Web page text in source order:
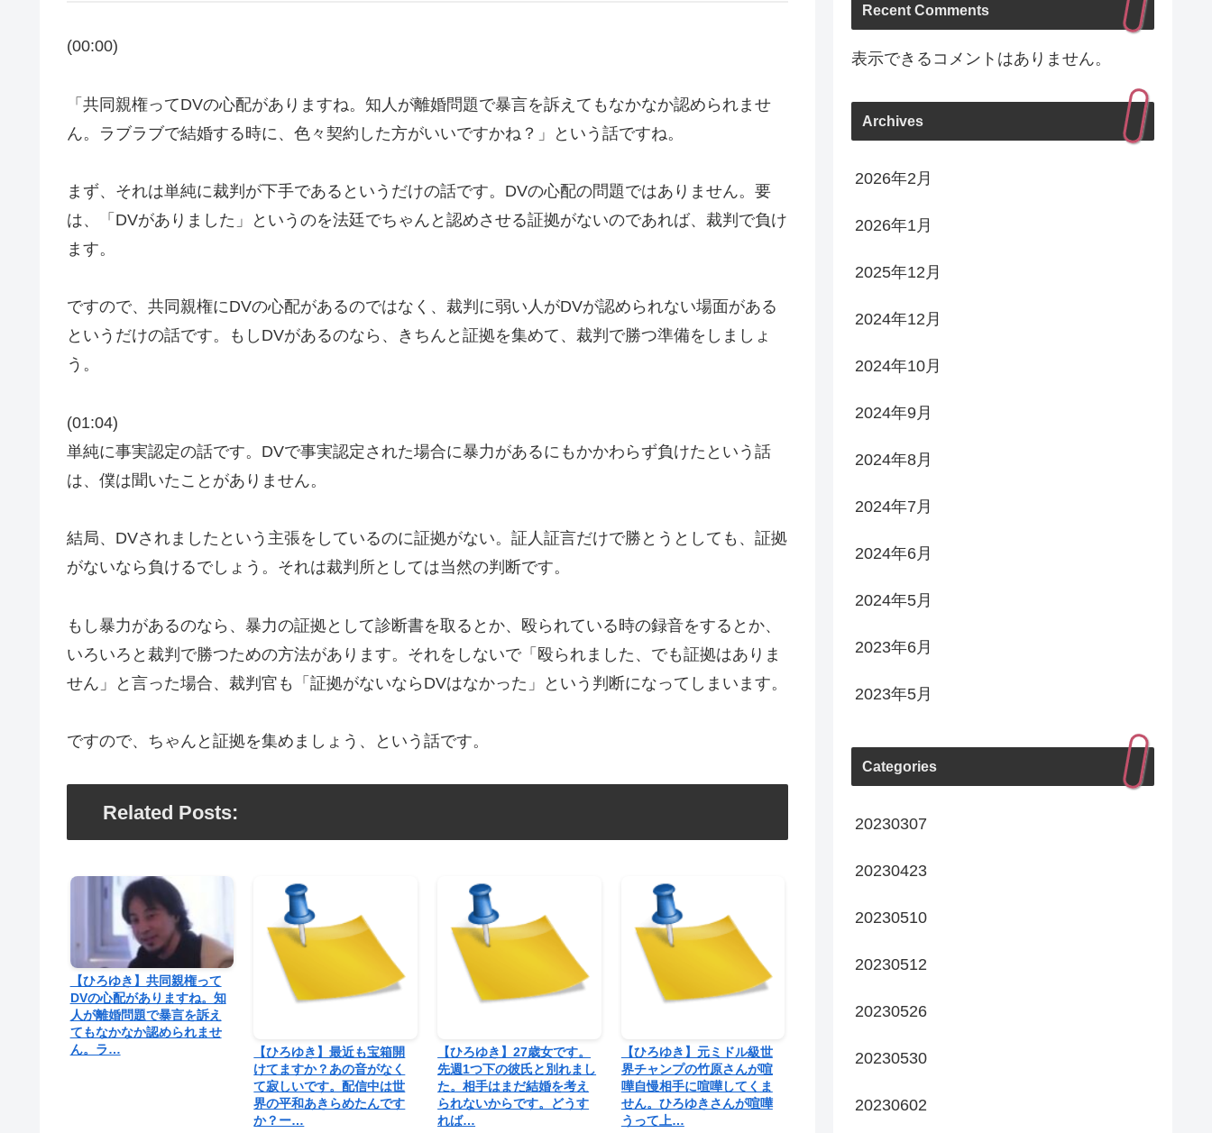
(00:00)
「共同親権ってDVの心配がありますね。知人が離婚問題で暴言を訴えてもなかなか認められませ
ん。ラブラブで結婚する時に、色々契約した方がいいですかね？」という話ですね。
まず、それは単純に裁判が下手であるというだけの話です。DVの心配の問題ではありません。要
は、「DVがありました」というのを法廷でちゃんと認めさせる証拠がないのであれば、裁判で負け
ます。
ですので、共同親権にDVの心配があるのではなく、裁判に弱い人がDVが認められない場面がある
というだけの話です。もしDVがあるのなら、きちんと証拠を集めて、裁判で勝つ準備をしましょ
う。
(01:04)
単純に事実認定の話です。DVで事実認定された場合に暴力があるにもかかわらず負けたという話
は、僕は聞いたことがありません。
結局、DVされましたという主張をしているのに証拠がない。証人証言だけで勝とうとしても、証拠
がないなら負けるでしょう。それは裁判所としては当然の判断です。
もし暴力があるのなら、暴力の証拠として診断書を取るとか、殴られている時の録音をするとか、
いろいろと裁判で勝つための方法があります。それをしないで「殴られました、でも証拠はありま
せん」と言った場合、裁判官も「証拠がないならDVはなかった」という判断になってしまいます。
ですので、ちゃんと証拠を集めましょう、という話です。
Related Posts:
【ひろゆき】共同親権って
DVの心配がありますね。知
人が離婚問題で暴言を訴え
てもなかなか認められませ
ん。ラ…
【ひろゆき】最近も宝箱開
けてますか？あの音がなく
て寂しいです。配信中は世
界の平和あきらめたんです
か？ー…
【ひろゆき】27歳女です。
先週1つ下の彼氏と別れまし
た。相手はまだ結婚を考え
られないからです。どうす
れば…
【ひろゆき】元ミドル級世
界チャンプの竹原さんが喧
嘩自慢相手に喧嘩してくま
せん。ひろゆきさんが喧嘩
うって上…
Recent Comments
表示できるコメントはありません。
Archives
2026年2月
2026年1月
2025年12月
2024年12月
2024年10月
2024年9月
2024年8月
2024年7月
2024年6月
2024年5月
2023年6月
2023年5月
Categories
20230307
20230423
20230510
20230512
20230526
20230530
20230602